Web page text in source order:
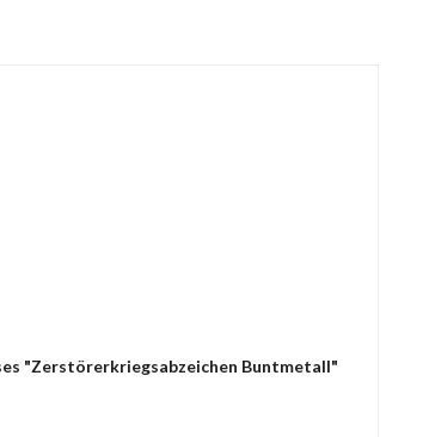
"Zerstörerkriegsabzeichen Buntmetall"